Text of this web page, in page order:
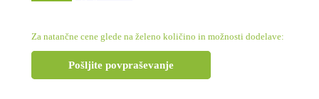
Za natančne cene glede na želeno količino in možnosti dodelave:
Pošljite povpraševanje